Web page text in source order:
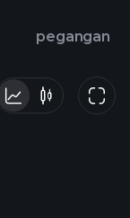
pegangan